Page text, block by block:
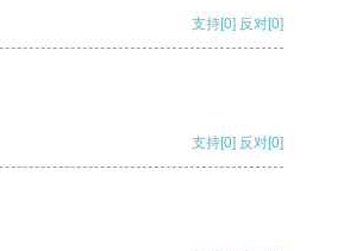
支持[0] 反对[0]
支持[0] 反对[0]